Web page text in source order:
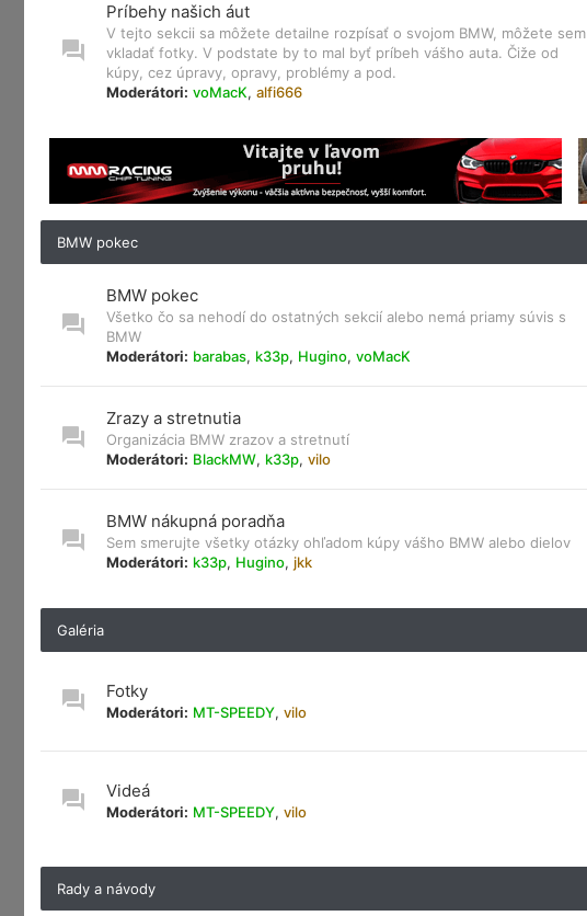
Príbehy našich áut
V tejto sekcii sa môžete detailne rozpísať o svojom BMW, môžete sem
vkladať fotky. V podstate by to mal byť príbeh vášho auta. Čiže od
kúpy, cez úpravy, opravy, problémy a pod.
Moderátori: voMacK, alfi666
BMW pokec
BMW pokec
Všetko čo sa nehodí do ostatných sekcií alebo nemá priamy súvis s
BMW
Moderátori: barabas, k33p, Hugino, voMacK
Zrazy a stretnutia
Organizácia BMW zrazov a stretnutí
Moderátori: BlackMW, k33p, vilo
BMW nákupná poradňa
Sem smerujte všetky otázky ohľadom kúpy vášho BMW alebo dielov
Moderátori: k33p, Hugino, jkk
Galéria
Fotky
Moderátori: MT-SPEEDY, vilo
Videá
Moderátori: MT-SPEEDY, vilo
Rady a návody